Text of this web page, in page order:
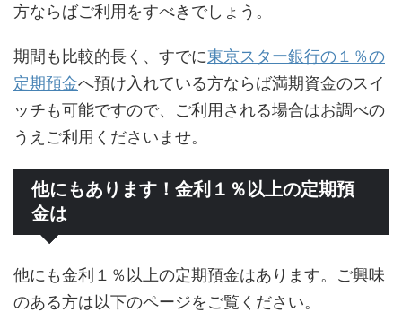
方ならばご利用をすべきでしょう。
期間も比較的長く、すでに東京スター銀行の１％の
定期預金へ預け入れている方ならば満期資金のスイ
ッチも可能ですので、ご利用される場合はお調べの
うえご利用くださいませ。
他にもあります！金利１％以上の定期預
金は
他にも金利１％以上の定期預金はあります。ご興味
のある方は以下のページをご覧ください。